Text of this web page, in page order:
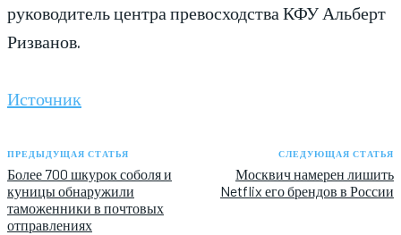
руководитель центра превосходства КФУ Альберт
Ризванов.
Источник
ПРЕДЫДУЩАЯ СТАТЬЯ
Более 700 шкурок соболя и
куницы обнаружили
таможенники в почтовых
отправлениях
СЛЕДУЮЩАЯ СТАТЬЯ
Москвич намерен лишить
Netflix его брендов в России